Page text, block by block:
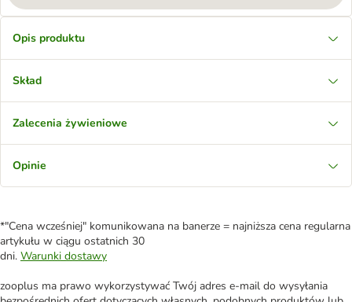
Opis produktu
Skład
Zalecenia żywieniowe
Opinie
*"Cena wcześniej" komunikowana na banerze = najniższa cena regularna
artykułu w ciągu ostatnich 30
dni. Warunki dostawy
zooplus ma prawo wykorzystywać Twój adres e-mail do wysyłania